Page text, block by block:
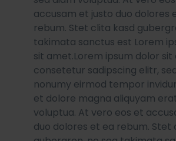
accusam et justo duo dolores
rebum. Stet clita kasd
takimata sanctus est Lorem
sit amet.Lorem ipsum dolor sit
consetetur sadipscing elitr,
nonumy eirmod tempor
et dolore magna aliquyam
voluptua. At vero eos et
duo dolores et ea rebum. Stet